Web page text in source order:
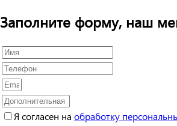
Заполните форму, наш
Я согласен на обработку